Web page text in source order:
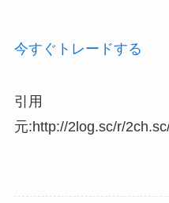
今すぐトレードする
引用
元:http://2log.sc/r/